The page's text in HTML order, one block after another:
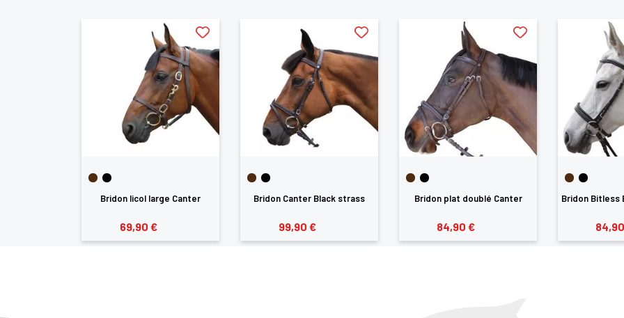
Bridon licol large Canter
69,90 €
Bridon Canter Black strass
99,90 €
Bridon plat doublé Canter
84,90 €
Bridon Bitless
ANNULER SE CONNECTER